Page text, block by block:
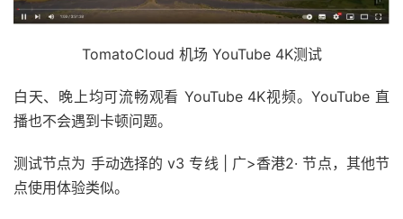
TomatoCloud 机场 YouTube 4K测试
白天、晚上均可流畅观看 YouTube 4K视频。YouTube 直
播也不会遇到卡顿问题。
测试节点为 手动选择的 v3 专线 | 广>香港2· 节点，其他节
点使用体验类似。